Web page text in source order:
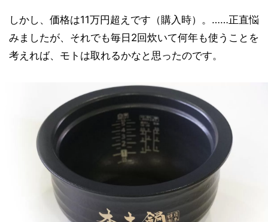
しかし、価格は11万円超えです（購入時）。……正直悩
みましたが、それでも毎日2回炊いて何年も使うことを
考えれば、モトは取れるかなと思ったのです。